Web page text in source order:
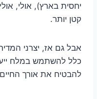
יחסית בארץ), אולי,
קטן יותר.
אבל גם אז, יצרני
כלל להשתמש במלח
להבטיח את אורך